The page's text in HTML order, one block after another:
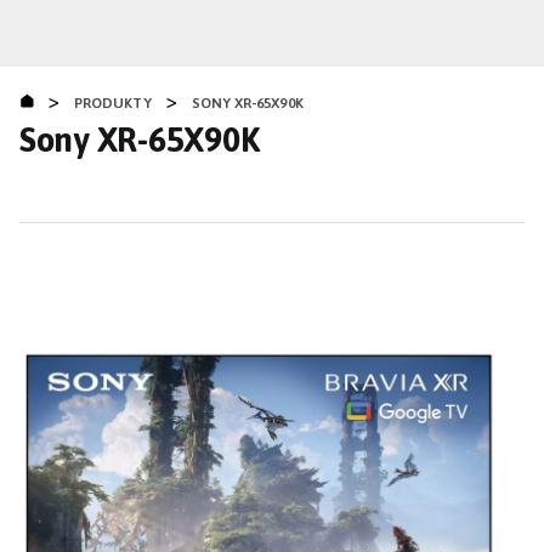
obsahu
> PRODUKTY > SONY XR-65X90K
Sony XR-65X90K